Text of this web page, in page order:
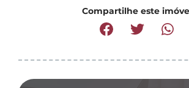
Compartilhe este